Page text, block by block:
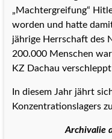
„Machtergreifung“
worden und hatte
jährige Herrschaft des
200.000 Menschen
KZ Dachau
In diesem Jahr jährt
Konzentrationslagers
Archivalie